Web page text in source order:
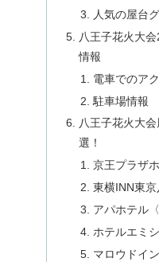
人気の屋台
八王子花火大
情報
電車でのア
駐車場情報
八王子花火大
選！
京王プラザ
東横INN東
アパホテル
ホテルエミ
マロウドイ